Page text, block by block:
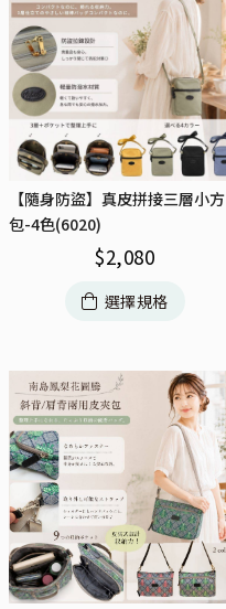
【隨身防盜】真皮拼接三層小方
包-4色(6020)
$2,080
選擇規格